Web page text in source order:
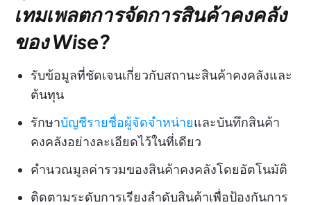
เทมเพลตการจัดการสินค้าคงคลัง
ของ Wise?
รับข้อมูลที่ชัดเจนเกี่ยวกับสถานะสินค้าคงคลังและ
ต้นทุน
รักษาบัญชีรายชื่อผู้จัดจำหน่ายและบันทึกสินค้า
คงคลังอย่างละเอียดไว้ในที่เดียว
คำนวณมูลค่ารวมของสินค้าคงคลังโดยอัตโนมัติ
ติดตามระดับการเรียงลำดับสินค้าเพื่อป้องกันการ